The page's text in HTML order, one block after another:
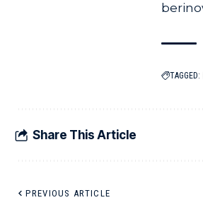
TAGGED:
Share This Article
PREVIOUS ARTICLE